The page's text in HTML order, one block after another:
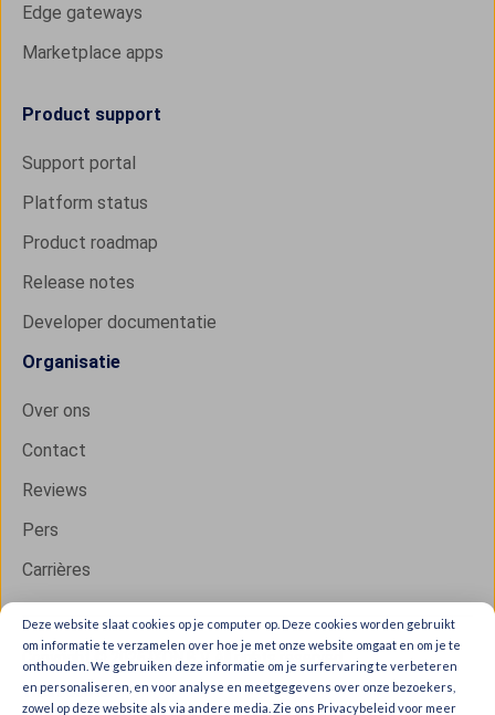
Deze website slaat cookies op je computer op. Deze cookies worden gebruikt
om informatie te verzamelen over hoe je met onze website omgaat en om je te
onthouden. We gebruiken deze informatie om je surfervaring te verbeteren
en personaliseren, en voor analyse en meetgegevens over onze bezoekers,
zowel op deze website als via andere media. Zie ons Privacybeleid voor meer
Edge gateways
Marketplace apps
Product support
Support portal
Platform status
Product roadmap
Release notes
Developer documentatie
Organisatie
Over ons
Contact
Reviews
Pers
Carrières
Copyright © 2026 IXON B.V. All rights reserved.
Trust Center